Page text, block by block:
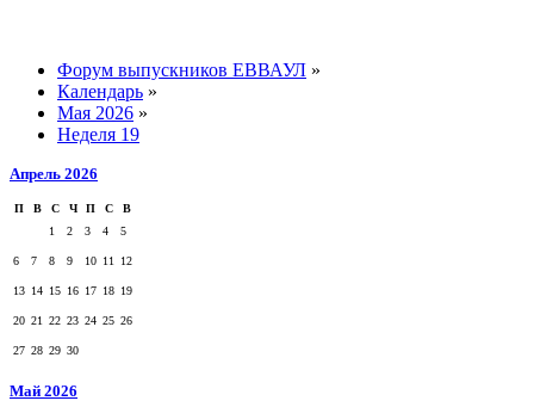
Форум выпускников ЕВВАУЛ »
Календарь »
Мая 2026 »
Неделя 19
Апрель 2026
П В С Ч П С
В
1
2 3 4 5
6 7 8 9 10 11 12
13 14 15 16 17 18 19
20 21 22 23 24 25 26
27 28 29 30
Май 2026